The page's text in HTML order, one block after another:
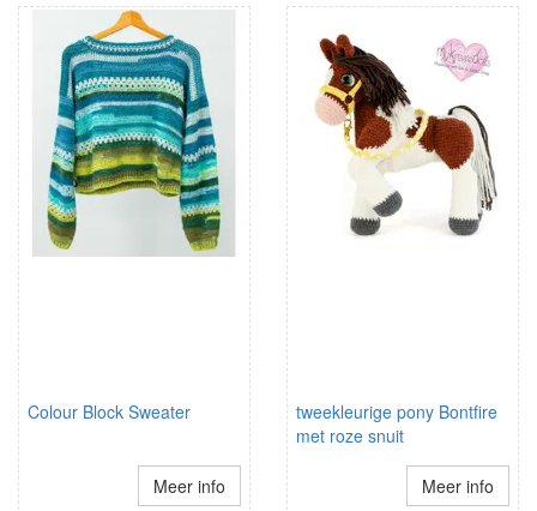
Colour Block Sweater
Meer info
tweekleurige pony Bontfire
met roze snuit
Meer info